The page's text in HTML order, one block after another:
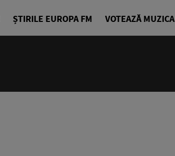
ȘTIRILE EUROPA FM VOTEAZĂ MUZICA